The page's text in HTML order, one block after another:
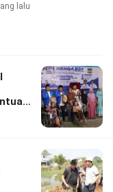
lalu